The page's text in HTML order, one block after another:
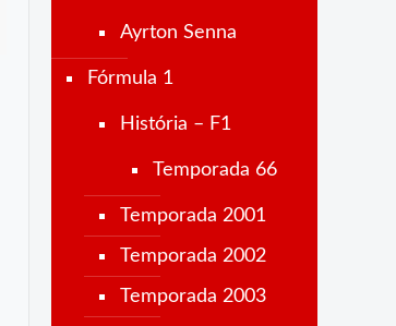
Ayrton Senna
Fórmula 1
História – F1
Temporada 66
Temporada 2001
Temporada 2002
Temporada 2003